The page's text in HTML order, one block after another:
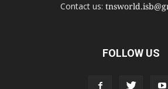
Contact us:
FOLLOW US